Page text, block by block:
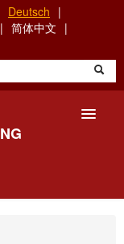
Deutsch
简体中文